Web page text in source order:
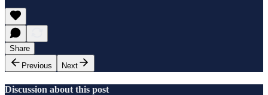
Share
Previous
Next
Discussion about this post